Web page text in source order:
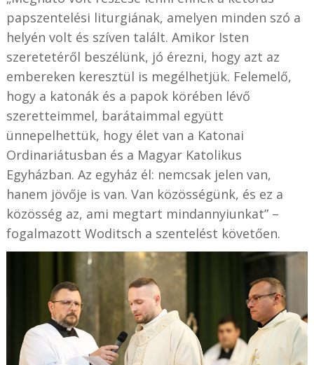
papszentelési liturgiának, amelyen minden szó a
helyén volt és szíven talált. Amikor Isten
szeretetéről beszélünk, jó érezni, hogy azt az
embereken keresztül is megélhetjük. Felemelő,
hogy a katonák és a papok körében lévő
szeretteimmel, barátaimmal együtt
ünnepelhettük, hogy élet van a Katonai
Ordinariátusban és a Magyar Katolikus
Egyházban. Az egyház él: nemcsak jelen van,
hanem jövője is van. Van közösségünk, és ez a
közösség az, ami megtart mindannyiunkat” –
fogalmazott Woditsch a szentelést követően.